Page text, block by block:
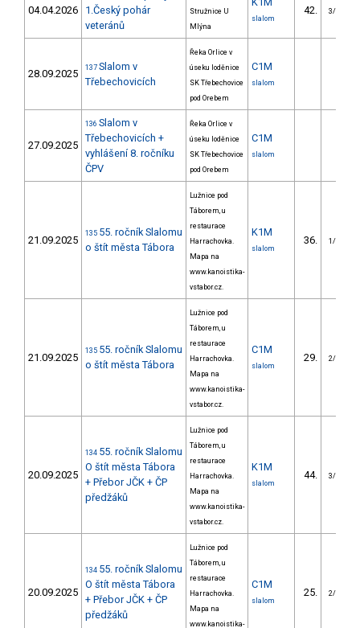
04.04.2026
1.Český pohár
veteránů
Stružnice U
Mlýna
slalom
42. 3/VS
28.09.2025 137 Slalom v
Třebechovicích
Řeka Orlice v
úseku loděnice
SK Třebechovice
pod Orebem
C1M
slalom
27.09.2025
136 Slalom v
Třebechovicích +
vyhlášení 8. ročníku
ČPV
Řeka Orlice v
úseku loděnice
SK Třebechovice
pod Orebem
C1M
slalom
21.09.2025
135 55. ročník Slalomu
o štít města Tábora
Lužnice pod
Táborem, u
restaurace
Harrachovka.
Mapa na
www.kanoistika-
vstabor.cz.
K1M
slalom
36. 1/VS
21.09.2025
135 55. ročník Slalomu
o štít města Tábora
Lužnice pod
Táborem, u
restaurace
Harrachovka.
Mapa na
www.kanoistika-
vstabor.cz.
C1M
slalom
29. 2/VS
20.09.2025
134 55. ročník Slalomu
O štít města Tábora
+ Přebor JČK + ČP
předžáků
Lužnice pod
Táborem, u
restaurace
Harrachovka.
Mapa na
www.kanoistika-
vstabor.cz.
K1M
slalom
44. 3/VS
20.09.2025
134 55. ročník Slalomu
O štít města Tábora
+ Přebor JČK + ČP
předžáků
Lužnice pod
Táborem, u
restaurace
Harrachovka.
Mapa na
www.kanoistika-
C1M
slalom
25. 2/VS